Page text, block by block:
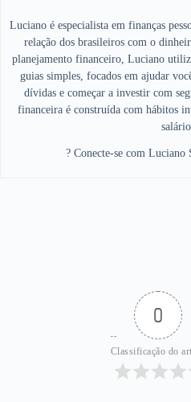
Luciano é especialista em finanças
relação dos brasileiros com o
planejamento financeiro, Luciano
guias simples, focados em ajudar
dívidas e começar a investir com
financeira é construída com hábitos
? Conecte-se com
0
Classificação do